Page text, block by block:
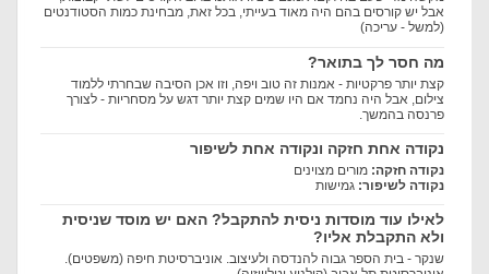
אבל יש קורסים בהם היה מאוד בעייתי, בכל זאת, מבחינת כמות הסטודנטים
(למשל - עריכה)
מה חסר לך בתואר?
קצת יותר פרקטיות - אמנות זה טוב ויפה, וזו אכן הסיבה שבחרתי ללמוד
צילום, אבל היה נחמד אם היו שמים קצת יותר דגש על מסחריות - לצורך
פרנסה בהמשך.
נקודה אחת חזקה ונקודה אחת לשיפור
נקודה חזקה: מורים מצוינים
נקודה לשיפור: גמישות
לאילו עוד מוסדות ניסית להתקבל? האם יש מוסד שניסית
ולא התקבלת אליו?
שנקר - בית הספר גבוה להנדסה ולעיצוב. אוניברסיטת חיפה (משפטים).